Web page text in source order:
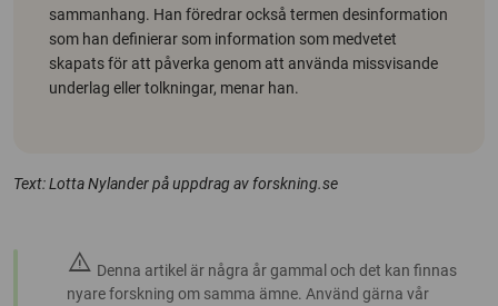
sammanhang. Han föredrar också termen desinformation
som han definierar som information som medvetet
skapats för att påverka genom att använda missvisande
underlag eller tolkningar, menar han.
Text: Lotta Nylander på uppdrag av forskning.se
warning Denna artikel är några år gammal och det kan finnas
nyare forskning om samma ämne. Använd gärna vår